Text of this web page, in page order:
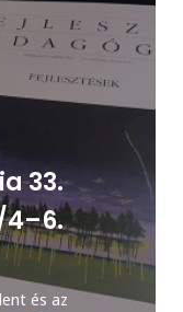
33.
és az